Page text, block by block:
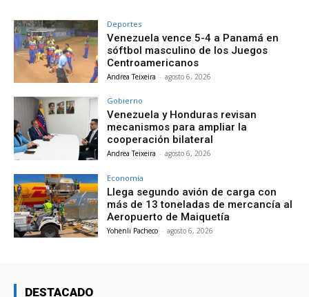
Deportes
Venezuela vence 5-4 a Panamá en
sóftbol masculino de los Juegos
Centroamericanos
Andrea Teixeira - agosto 6, 2026
Gobierno
Venezuela y Honduras revisan
mecanismos para ampliar la
cooperación bilateral
Andrea Teixeira - agosto 6, 2026
Economía
Llega segundo avión de carga con
más de 13 toneladas de mercancía al
Aeropuerto de Maiquetía
Yohenli Pacheco - agosto 6, 2026
DESTACADO